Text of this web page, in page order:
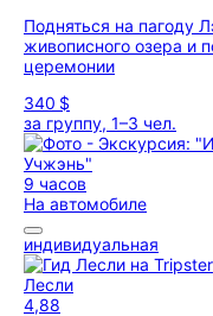
Подняться на пагоду
живописного озера и
церемонии
340 $
за группу, 1–3 чел.
9 часов
На автомобиле
индивидуальная
Лесли
4,88